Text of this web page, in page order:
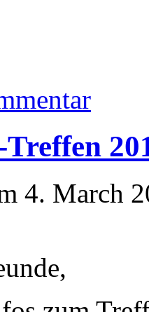
4. March